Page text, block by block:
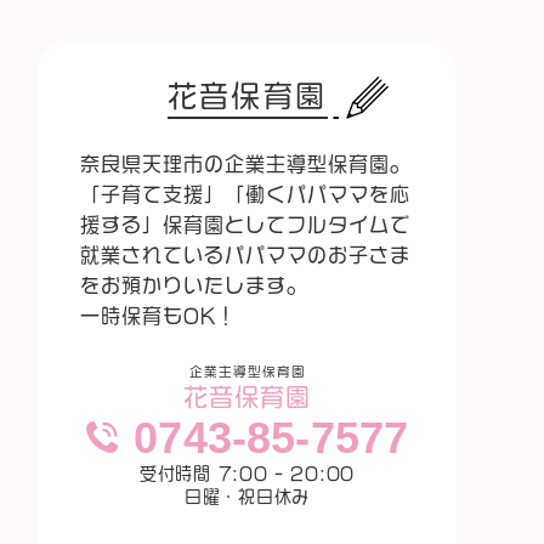
花音保育園
奈良県天理市の企業主導型保育園。
「子育て支援」「働くパパママを応
援する」保育園としてフルタイムで
就業されているパパママのお子さま
をお預かりいたします。
一時保育もOK！
企業主導型保育園
花音保育園
0743-85-7577
受付時間 7:00 - 20:00
日曜・祝日休み